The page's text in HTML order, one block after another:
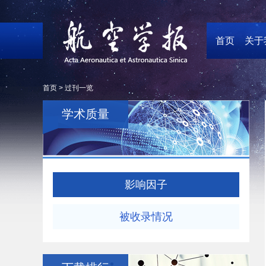
首页 关于
首页 > 过刊一览
学术质量
影响因子
被收录情况